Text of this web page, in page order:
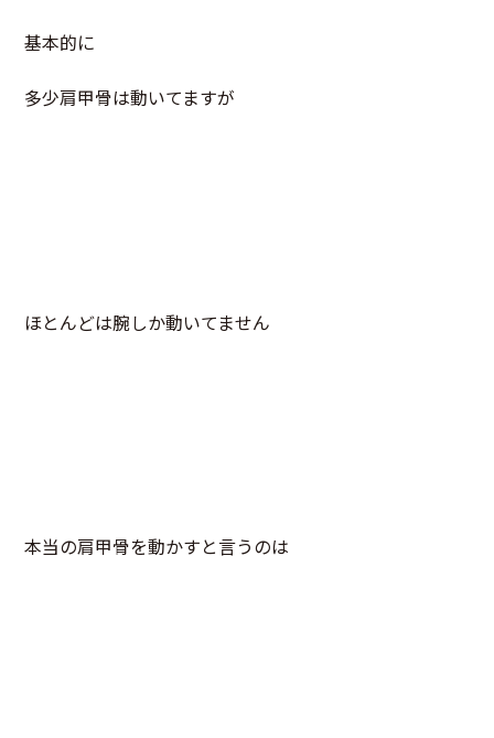
基本的に
多少肩甲骨は動いてますが
ほとんどは腕しか動いてません
本当の肩甲骨を動かすと言うのは